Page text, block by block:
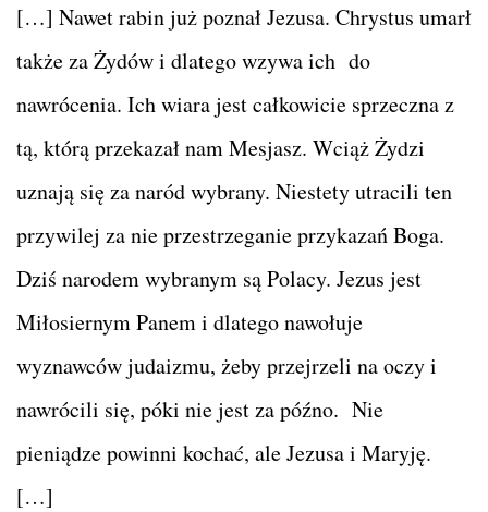
[…] Nawet rabin już poznał Jezusa. Chrystus umarł
także za Żydów i dlatego wzywa ich do
nawrócenia. Ich wiara jest całkowicie sprzeczna z
tą, którą przekazał nam Mesjasz. Wciąż Żydzi
uznają się za naród wybrany. Niestety utracili ten
przywilej za nie przestrzeganie przykazań Boga.
Dziś narodem wybranym są Polacy. Jezus jest
Miłosiernym Panem i dlatego nawołuje
wyznawców judaizmu, żeby przejrzeli na oczy i
nawrócili się, póki nie jest za późno. Nie
pieniądze powinni kochać, ale Jezusa i Maryję.
[…]